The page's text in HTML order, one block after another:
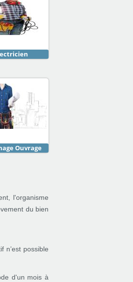
Ouvrage
l'organisme
du bien
n’est possible
d'un mois à